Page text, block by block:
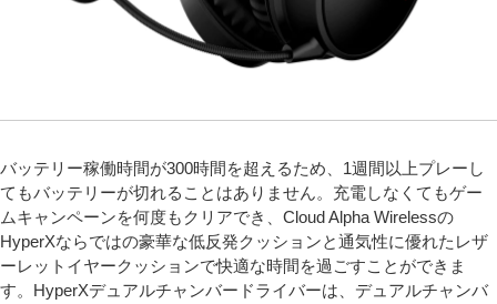
バッテリー稼働時間が300時間を超えるため、1週間以上プレーし
てもバッテリーが切れることはありません。充電しなくてもゲー
ムキャンペーンを何度もクリアでき、Cloud Alpha Wirelessの
HyperXならではの豪華な低反発クッションと通気性に優れたレザ
ーレットイヤークッションで快適な時間を過ごすことができま
す。HyperXデュアルチャンバードライバーは、デュアルチャンバ